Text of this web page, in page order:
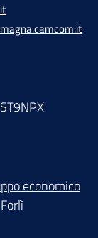
economico